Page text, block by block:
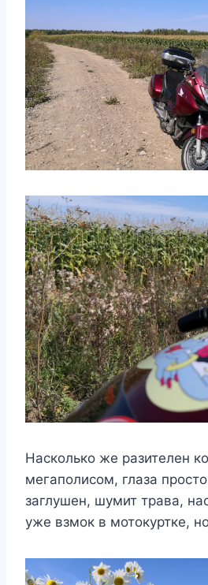
Насколько же разителен
мегаполисом, глаза
заглушен, шумит трава,
уже взмок в мотокуртке,